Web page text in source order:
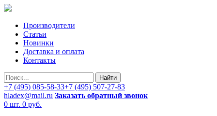
Производители
Статьи
Новинки
Доставка и оплата
Контакты
Найти
+7 (495) 085-58-33+7 (495) 507-27-83
hladex@mail.ru Заказать обратный звонок
0 шт. 0 руб.